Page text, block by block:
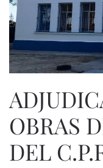
OBRAS
DEL